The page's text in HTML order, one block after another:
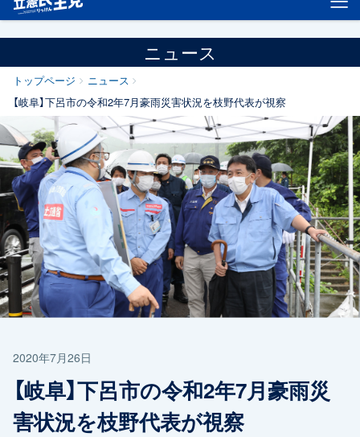
ニュース
トップページ
ニュース
【岐阜】下呂市の令和2年7月豪雨災害状況を枝野代表が視察
2020年7月26日
【岐阜】下呂市の令和2年7月豪雨災
害状況を枝野代表が視察